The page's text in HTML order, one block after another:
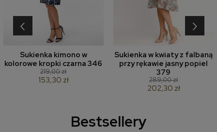
Sukienka kimono w
kolorowe kropki czarna 346
219,00 zł
153,30 zł
Sukienka w kwiaty z falbaną
przy rękawie jasny popiel
379
289,00 zł
202,30 zł
‹ ›
Bestsellery